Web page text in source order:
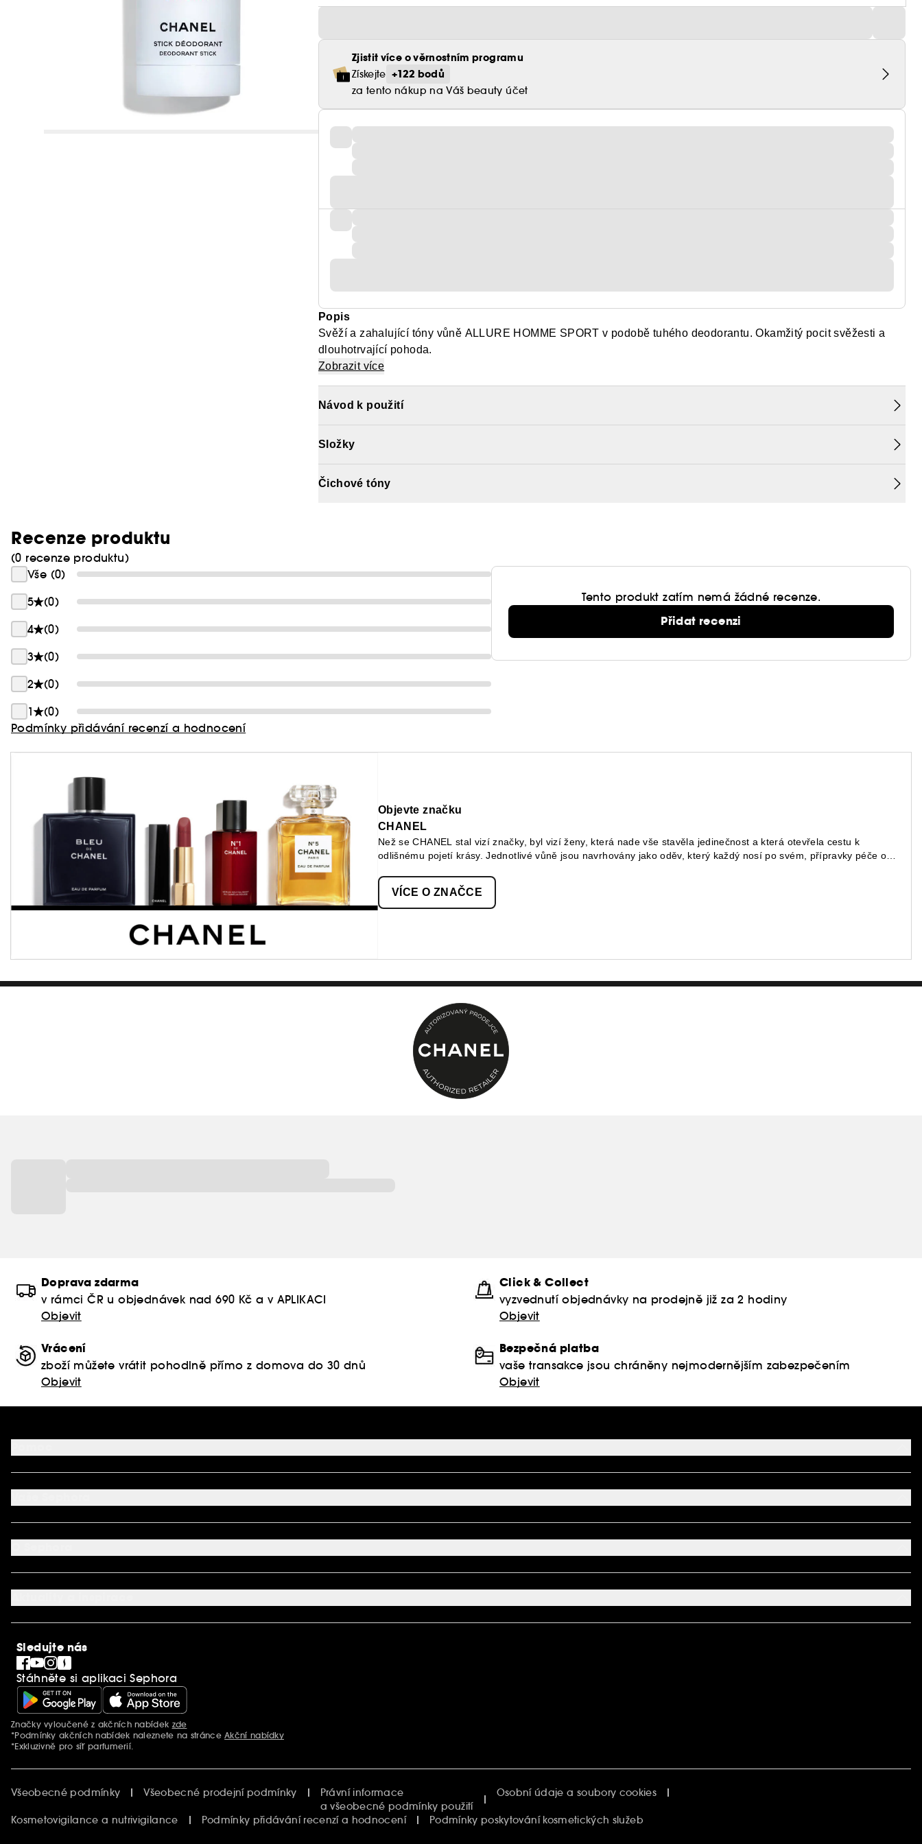
Zjistit více o věrnostním programu
Získejte +122 bodů
za tento nákup na Váš beauty účet
Popis
Svěží a zahalující tóny vůně ALLURE HOMME SPORT v podobě tuhého deodorantu. Okamžitý pocit svěžesti a
dlouhotrvající pohoda.
Zobrazit více
Návod k použití
Složky
Čichové tóny
Recenze produktu
(0 recenze produktu)
Vše (0)
5
(0)
4
(0)
3
(0)
2
(0)
1
(0)
Podmínky přidávání recenzí a hodnocení
Tento produkt zatím nemá žádné recenze.
Přidat recenzi
Objevte značku
CHANEL
Než se CHANEL stal vizí značky, byl vizí ženy, která nade vše stavěla jedinečnost a která otevřela cestu k
odlišnému pojetí krásy. Jednotlivé vůně jsou navrhovány jako oděv, který každý nosí po svém, přípravky péče o
barvy, textury a finiše jeho produktů. CHANEL tak vybízí ke kreativitě, která je vždy správná, neboť se pokaždé
dokonale přizpůsobí jednotlivci.
VÍCE O ZNAČCE
Doprava zdarma
v rámci ČR u objednávek nad 690 Kč a v APLIKACI
Objevit
Click & Collect
vyzvednutí objednávky na prodejně již za 2 hodiny
Objevit
Vrácení
zboží můžete vrátit pohodlně přímo z domova do 30 dnů
Objevit
Bezpečná platba
vaše transakce jsou chráněny nejmodernějším zabezpečením
Objevit
FAQ
Podmínky Nabídek
Kontaktujte nás
Mapa stránky
Můj účet
Aplikace SEPHORA
Nastavení souborů cookie
O společnosti Sephora
Kariéra
SEPHORiA
Blog Sephora
Singles´ Day
Black Friday
Cyber Monday
Vánoce
Sledujte nás
Stáhněte si aplikaci Sephora
Další informace
Značky vyloučené z akčních nabídek zde
*Podmínky akčních nabídek naleznete na stránceAkční nabídky
*Exkluzivně pro síť parfumerií.
Všeobecné podmínky Všeobecné prodejní podmínky
Právní informace
a všeobecné podmínky použití
Osobní údaje a soubory cookies
Kosmetovigilance a nutrivigilance Podmínky přidávání recenzí a hodnocení Podmínky poskytování kosmetických služeb